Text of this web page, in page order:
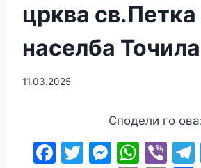
црква св.Петка
населба Точила
11.03.2025
Сподели го
F T M W Vi